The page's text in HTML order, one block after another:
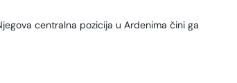
centralna pozicija u Ardenima čini ga